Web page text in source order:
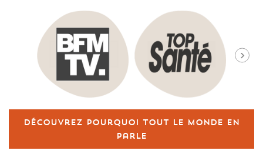
Découvrez pourquoi tout le monde en
parle